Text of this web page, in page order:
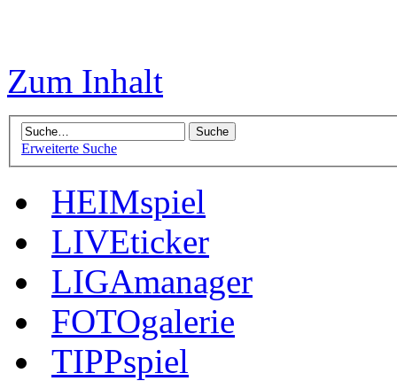
Zum Inhalt
Erweiterte Suche
HEIMspiel
LIVEticker
LIGAmanager
FOTOgalerie
TIPPspiel